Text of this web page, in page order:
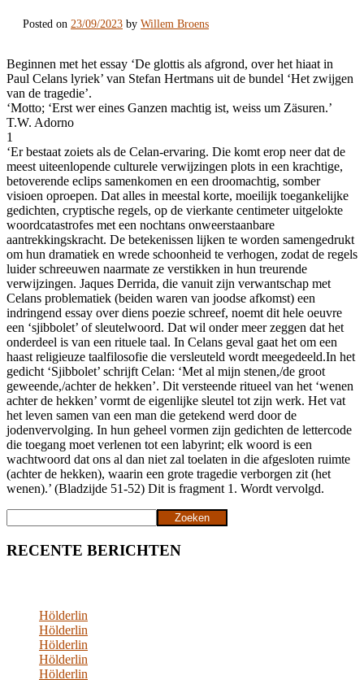
Posted on 23/09/2023 by Willem Broens
Beginnen met het essay ‘De glottis als afgrond, over het hiaat in
Paul Celans lyriek’ van Stefan Hertmans uit de bundel ‘Het zwijgen
van de tragedie’.
‘Motto; ‘Erst wer eines Ganzen machtig ist, weiss um Zäsuren.’
T.W. Adorno
1
‘Er bestaat zoiets als de Celan-ervaring. Die komt erop neer dat de
meest uiteenlopende culturele verwijzingen plots in een krachtige,
betoverende eclips samenkomen en een droomachtig, somber
visioen oproepen. Dat alles in meestal korte, moeilijk toegankelijke
gedichten, cryptische regels, op de vierkante centimeter uitgelokte
woordcatastrofes met een nochtans onweerstaanbare
aantrekkingskracht. De betekenissen lijken te worden samengedrukt
om hun dramatiek en wrede schoonheid te verhogen, zodat de regels
luider schreeuwen naarmate ze verstikken in hun treurende
verwijzingen. Jaques Derrida, die vanuit zijn verwantschap met
Celans problematiek (beiden waren van joodse afkomst) een
indringend essay over diens poezie schreef, noemt dit hele oeuvre
een ‘sjibbolet’ of sleutelwoord. Dat wil onder meer zeggen dat het
onderdeel is van een rituele taal. In Celans geval gaat het om een
haast religieuze taalfilosofie die versleuteld wordt meegedeeld.In het
gedicht ‘Sjibbolet’ schrijft Celan: ‘Met al mijn stenen,/de groot
geweende,/achter de hekken’. Dit versteende ritueel van het ‘wenen
achter de hekken’ vormt de eigenlijke sleutel tot zijn werk. Het vat
het leven samen van een man die getekend werd door de
jodenvervolging. In hun geheel vormen zijn gedichten de lettercode
die toegang moet verlenen tot een labyrint; elk woord is een
wachtwoord dat ons al dan niet zal toelaten in die afgesloten ruimte
(achter de hekken), waarin een grote tragedie verborgen zit (het
wenen).’ (Bladzijde 51-52) Dit is fragment 1. Wordt vervolgd.
Zoeken
RECENTE BERICHTEN
Hölderlin
Hölderlin
Hölderlin
Hölderlin
Hölderlin